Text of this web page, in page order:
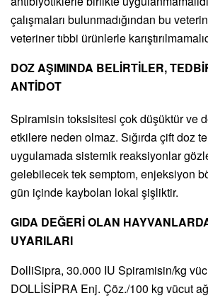
çalışmaları bulunmadığından bu
veteriner tıbbi ürünlerle
DOZ AŞIMINDA BELİRTİLER,
ANTİDOT
Spiramisin toksisitesi çok düşüktür ve
etkilere neden olmaz. Sığırda çift doz
uygulamada sistemik reaksiyonlar
gelebilecek tek semptom, enjeksiyon
gün içinde kaybolan lokal şişliktir.
GIDA DEĞERİ OLAN
UYARILARI
DolliSipra, 30.000 IU Spiramisin/kg
DOLLİSİPRA Enj. Çöz./100 kg vücut